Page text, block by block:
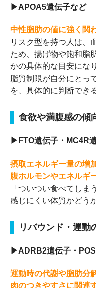
▶APOA5遺伝子など
中性脂肪の値に強く関
リスク型を持つ人は、
ため、揚げ物や飽和脂
かの具体的な目安にな
脂質制限が自分にとっ
を、具体的に判断でき
食欲や満腹感の傾
▶FTO遺伝子・MC4R
摂取エネルギー量の増
腹ホルモンやエネルギ
「ついつい食べてし
感じにくい体質かどう
リバウンド・運動
▶ADRB2遺伝子・
運動時の代謝や脂肪分
肉のつきやすさに関連